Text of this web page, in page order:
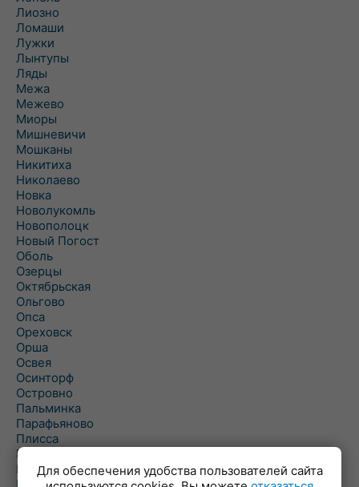
Лиозно
Ломаши
Лужки
Лынтупы
Ляды
Межа
Межево
Миоры
Мишневичи
Мошканы
Никитиха
Николаево
Новка
Новолукомль
Новополоцк
Новый Погост
Оболь
Озерцы
Октябрьская
Ольгово
Опса
Ореховск
Орша
Освея
Осинторф
Островно
Пальминка
Парафьяново
Плисса
Повятье
ПогощаДля обеспечения удобства пользователей сайта